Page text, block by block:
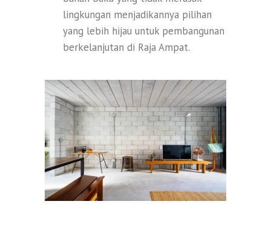
lingkungan menjadikannya pilihan
yang lebih hijau untuk pembangunan
berkelanjutan di Raja Ampat.